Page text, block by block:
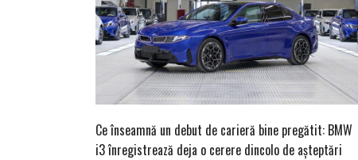
Ce înseamnă un debut de carieră bine pregătit: BMW
i3 înregistrează deja o cerere dincolo de așteptări